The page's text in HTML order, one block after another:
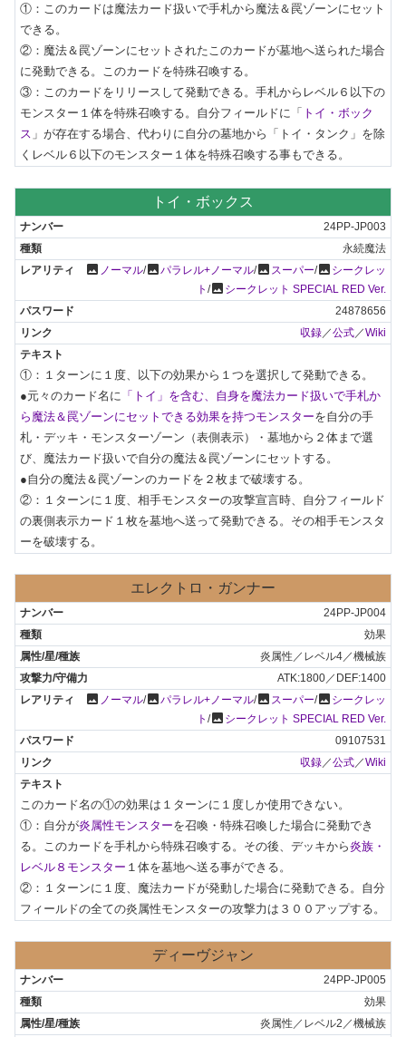
①：このカードは魔法カード扱いで手札から魔法＆罠ゾーンにセット
できる。
②：魔法＆罠ゾーンにセットされたこのカードが墓地へ送られた場合
に発動できる。このカードを特殊召喚する。
③：このカードをリリースして発動できる。手札からレベル６以下の
モンスター１体を特殊召喚する。自分フィールドに「 トイ・ボック
ス 」が存在する場合、代わりに自分の墓地から「トイ・タンク」を除
くレベル６以下のモンスター１体を特殊召喚する事もできる。
トイ・ボックス
24PP-JP003
永続魔法
photo ノーマル/photoパラレル+ノーマル/photo スーパー/photo シークレッ
ト /photo シークレット SPECIAL RED Ver.
24878656
収録 ／公式 ／Wiki
①：１ターンに１度、以下の効果から１つを選択して発動できる。
●元々のカード名に 「トイ」を含む、自身を魔法カード扱いで手札か
ら魔法＆罠ゾーンにセットできる効果を持つモンスターを自分の手
札・デッキ・モンスターゾーン（表側表示）・墓地から２体まで選
び、魔法カード扱いで自分の魔法＆罠ゾーンにセットする。
●自分の魔法＆罠ゾーンのカードを２枚まで破壊する。
②：１ターンに１度、相手モンスターの攻撃宣言時、自分フィールド
の裏側表示カード１枚を墓地へ送って発動できる。その相手モンスタ
ーを破壊する。
エレクトロ・ガンナー
24PP-JP004
効果
炎属性／レベル4／機械族
ATK:1800／DEF:1400
photo ノーマル/photoパラレル+ノーマル/photo スーパー/photo シークレッ
ト /photo シークレット SPECIAL RED Ver.
09107531
収録／公式／Wiki
このカード名の①の効果は１ターンに１度しか使用できない。
①：自分が炎属性モンスターを召喚・特殊召喚した場合に発動でき
る。このカードを手札から特殊召喚する。その後、デッキから炎族・
レベル８モンスター １体を墓地へ送る事ができる。
②：１ターンに１度、魔法カードが発動した場合に発動できる。自分
フィールドの全ての炎属性モンスターの攻撃力は３００アップする。
ディーヴジャン
24PP-JP005
効果
炎属性／レベル2／機械族